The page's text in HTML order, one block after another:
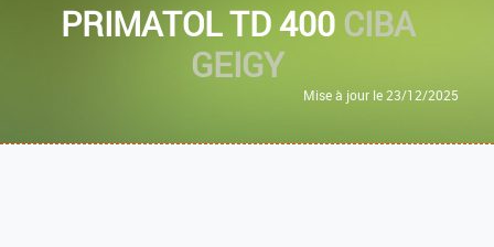
PRIMATOL TD 400CIBA
GEIGY
Mise à jour le 23/12/2025